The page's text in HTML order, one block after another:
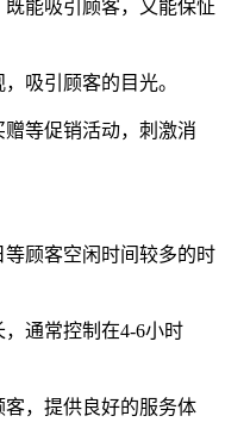
能吸引顾客，又能保怔
吸引顾客的目光。
等促销活动，刺激消
顾客空闲时间较多的时
通常控制在4-6小时
，提供良好的服务体